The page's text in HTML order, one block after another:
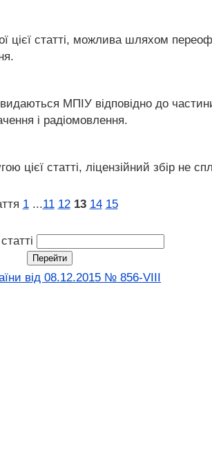
цієї статті, можлива шляхом
МПІУ відповідно до
і радіомовлення.
цієї статті, ліцензійний збір не
1 ...11 12 13 14 15
від 08.12.2015 № 856-VIII